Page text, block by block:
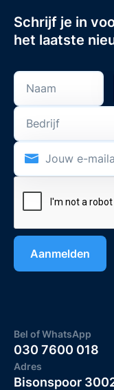
Schrijf je in
het laatste
Bel of WhatsApp
030 7600 018
Adres
Bisonspoor